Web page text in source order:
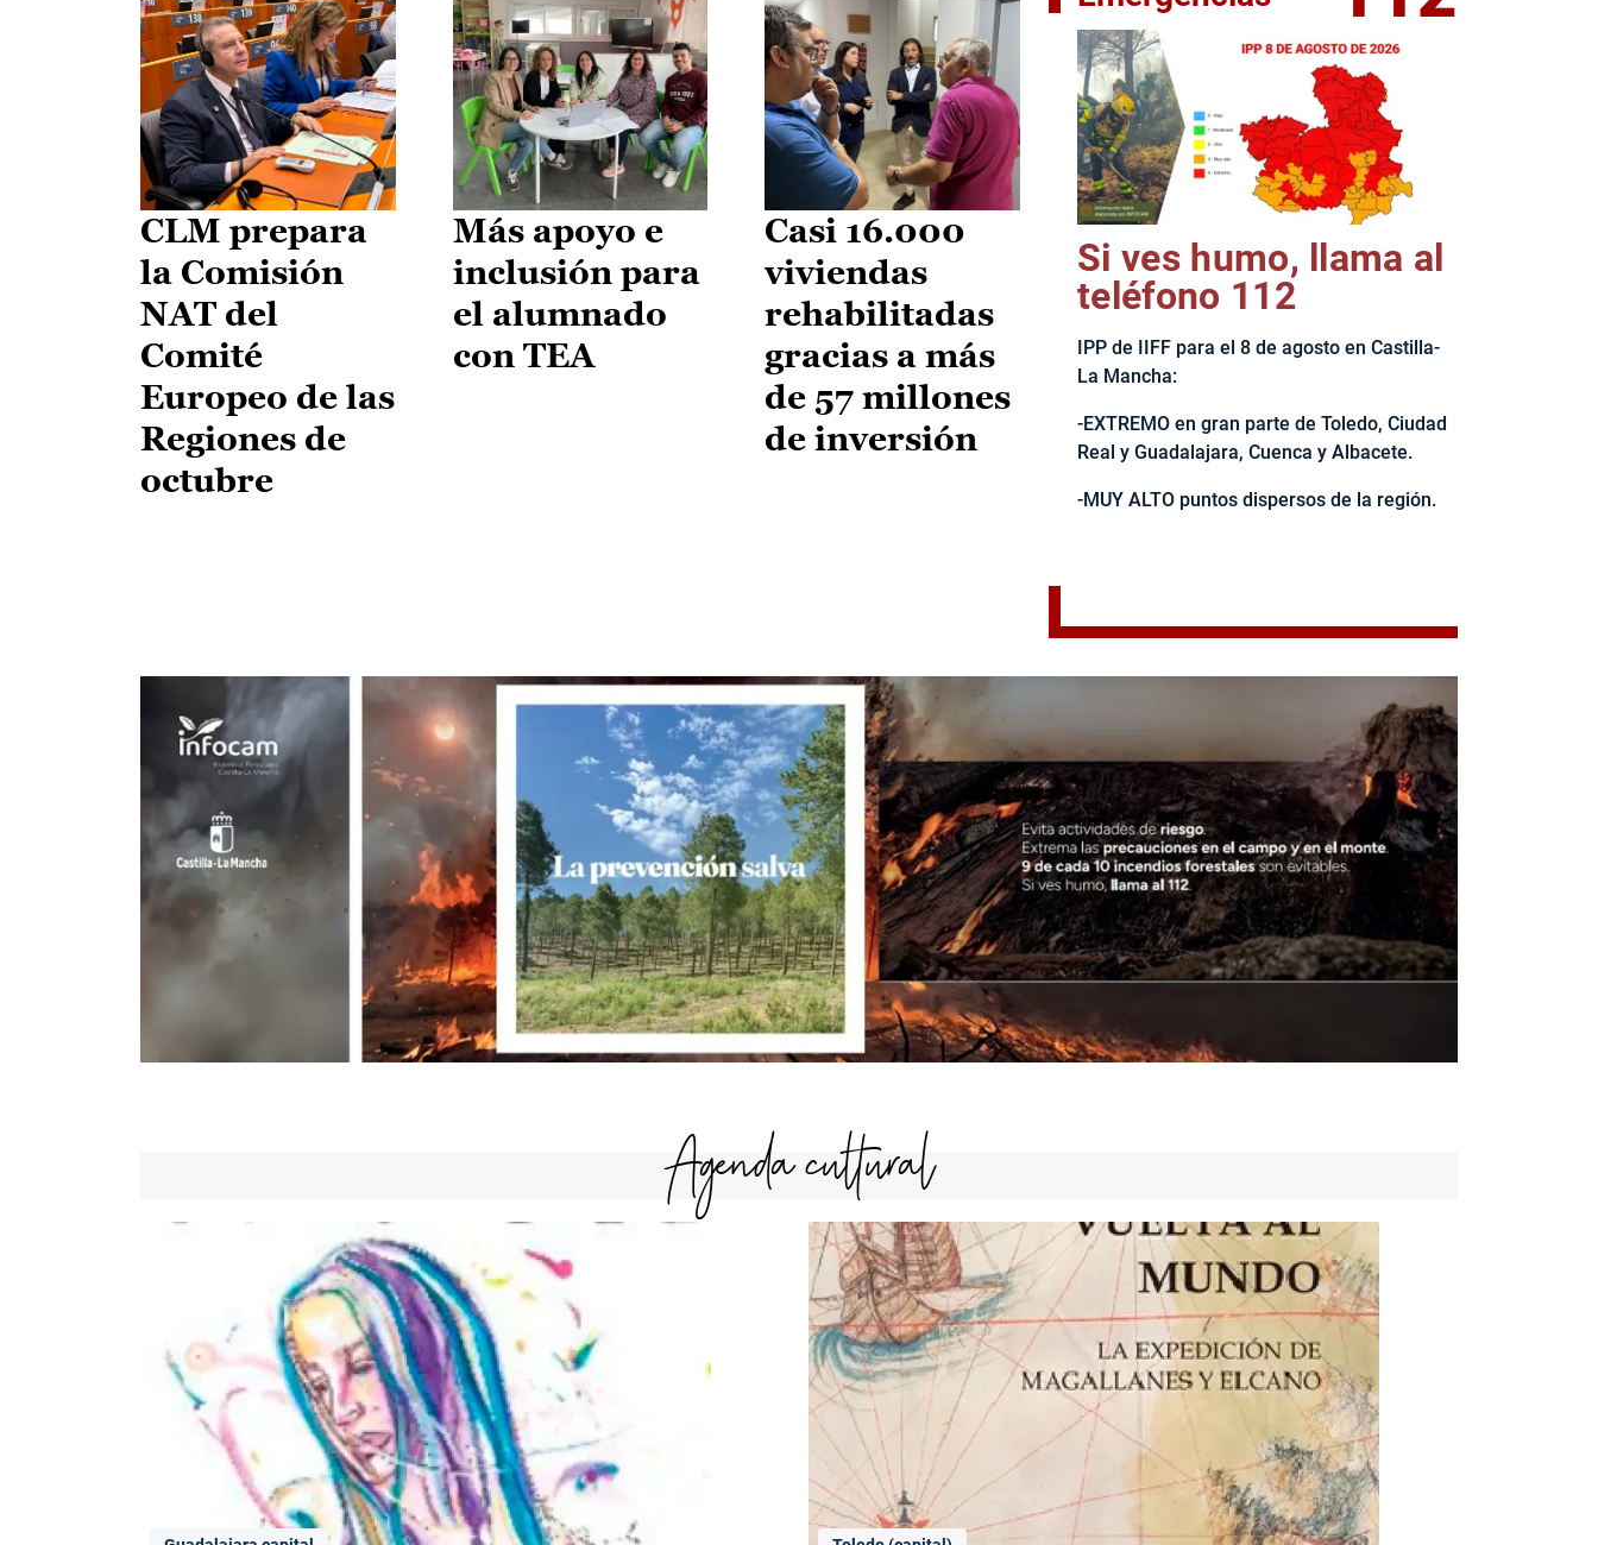
II Vuelta Ciclista CLM LEADER
CLM prepara
la Comisión
NAT del
Comité
Europeo de las
Regiones de
octubre
Más apoyo e
inclusión para
el alumnado
con TEA
Casi 16.000
viviendas
rehabilitadas
gracias a más
de 57 millones
de inversión
Si ves humo, llama al
teléfono 112
IPP de IIFF para el 8 de agosto en Castilla-
La Mancha:
-EXTREMO en gran parte de Toledo, Ciudad
Real y Guadalajara, Cuenca y Albacete.
-MUY ALTO puntos dispersos de la región.
Agenda cultural